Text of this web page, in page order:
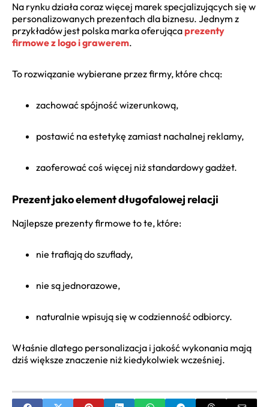
Na rynku działa coraz więcej marek specjalizujących się w
personalizowanych prezentach dla biznesu. Jednym z
przykładów jest polska marka oferującaprezenty
firmowe z logo i grawerem.
To rozwiązanie wybierane przez firmy, które chcą:
zachować spójność wizerunkową,
postawić na estetykę zamiast nachalnej reklamy,
zaoferować coś więcej niż standardowy gadżet.
Prezent jako element długofalowej relacji
Najlepsze prezenty firmowe to te, które:
nie trafiają do szuflady,
nie są jednorazowe,
naturalnie wpisują się w codzienność odbiorcy.
Właśnie dlatego personalizacja i jakość wykonania mają
dziś większe znaczenie niż kiedykolwiek wcześniej.